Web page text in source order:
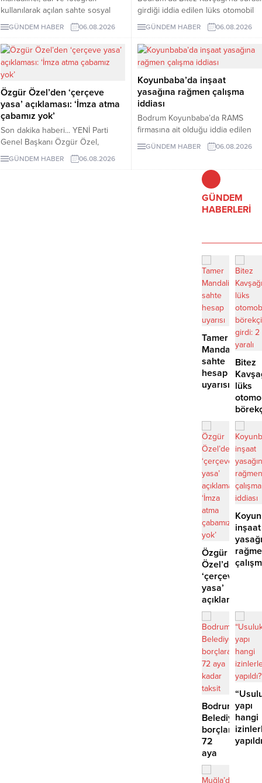
kullanılarak açılan sahte sosyal
medya hesaplarına karşı uyarıda
bulundu. Mandalinci, tek resmî
hesabının @tamermandalinci
olduğunu açıkladı.
GÜNDEM HABER 06.08.2026
girdiği iddia edilen lüks otomobil
börekçiye girdi. Kazada sürücü ve
GÜNDEM HABER 06.08.2026
Özgür Özel’den ‘çerçeve
yasa’ açıklaması: ‘İmza atma
çabamız yok’
Son dakika haberi... YENİ Parti
Genel Başkanı Özgür Özel,
çerçeve yasanın özensiz
hazırlandığını vurgulayarak "İmza
GÜNDEM HABER 06.08.2026
Koyunbaba’da inşaat
yasağına rağmen çalışma
iddiası
Bodrum Koyunbaba’da RAMS
firmasına ait olduğu iddia edilen
alanda, inşaat yasağı döneminde
peyzaj, yol yapımı ve satıh
GÜNDEM HABER 06.08.2026
GÜNDEM
HABERLERİ
Tamer
sahte
hesap
uyarısı
Bitez
lüks
girdi:
2
yaralı
Özgür
Özel’den
‘çerçeve
yasa’
açıklaması:
‘İmza
atma
çabamız
yok’
inşaat
Bodrum
borçlara
72
aya
kadar
taksit
yapı
hangi